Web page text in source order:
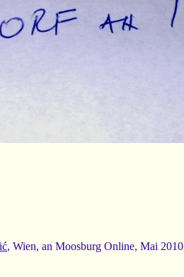
, Wien, an Moosburg Online, Mai 2010